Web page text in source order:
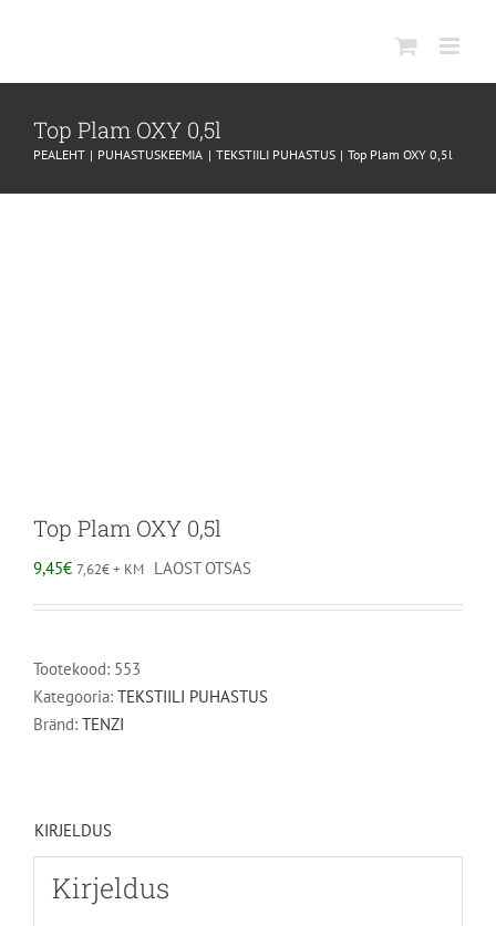
Top Plam OXY 0,5l
PEALEHT PUHASTUSKEEMIA TEKSTIILI PUHASTUS Top Plam OXY 0,5l
Top Plam OXY 0,5l
9,45€ 7,62€+ KM LAOST OTSAS
Tootekood: 553
Kategooria: TEKSTIILI PUHASTUS
Bränd: TENZI
KIRJELDUS
Kirjeldus